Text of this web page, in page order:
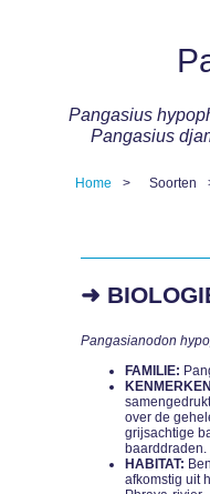
Pangasius
Pangasius
Home Soorten
➜
Pangasianodon
FAMILIE:
over de
grijsachtige
baarddraden.
HABITAT:
afkomstig uit